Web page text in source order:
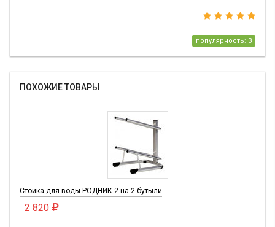
популярность: 3
ПОХОЖИЕ ТОВАРЫ
Стойка для воды РОДНИК-2 на 2 бутыли
2 820